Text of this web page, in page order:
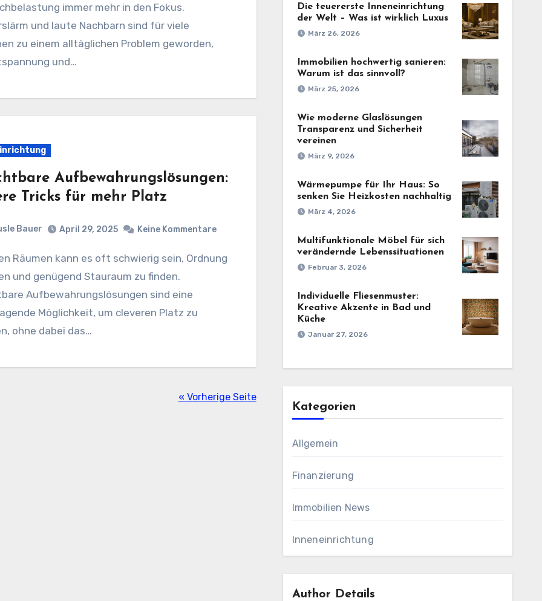
immer mehr in den Fokus.
und laute Nachbarn sind für viele
zu einem alltäglichen Problem geworden,
und…
Aufbewahrungslösungen:
Tricks für mehr Platz
Bauer April 29, 2025 Keine Kommentare
und genügend Stauraum zu finden.
Aufbewahrungslösungen sind eine
Möglichkeit, um cleveren Platz zu
ohne dabei das…
« Vorherige Seite
Die teuererste Inneneinrichtung
der Welt – Was ist wirklich Luxus
März 26, 2026
Immobilien hochwertig sanieren:
Warum ist das sinnvoll?
März 25, 2026
Wie moderne Glaslösungen
Transparenz und Sicherheit
vereinen
März 9, 2026
Wärmepumpe für Ihr Haus: So
senken Sie Heizkosten nachhaltig
März 4, 2026
Multifunktionale Möbel für sich
verändernde Lebenssituationen
Februar 3, 2026
Individuelle Fliesenmuster:
Kreative Akzente in Bad und
Küche
Januar 27, 2026
Kategorien
Allgemein
Finanzierung
Immobilien News
Inneneinrichtung
Author Details